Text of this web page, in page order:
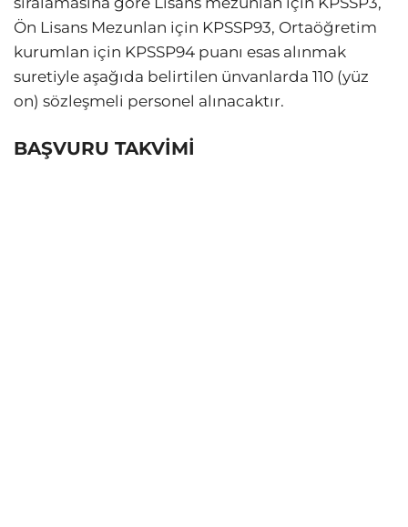
Ön Lisans Mezunlan için KPSSP93, Ortaöğretim
kurumlan için KPSSP94 puanı esas alınmak
suretiyle aşağıda belirtilen ünvanlarda 110 (yüz
on) sözleşmeli personel alınacaktır.
BAŞVURU TAKVİMİ